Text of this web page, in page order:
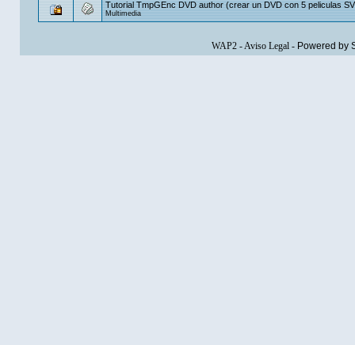
Tutorial TmpGEnc DVD author (crear un DVD con 5 peliculas
Multimedia
WAP2-Aviso Legal- Powered by